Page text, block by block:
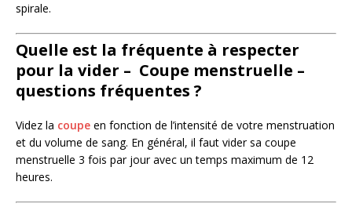
spirale.
Quelle est la fréquente à respecter
pour la vider – Coupe menstruelle –
questions fréquentes ?
Videz la coupe en fonction de l’intensité de votre menstruation
et du volume de sang. En général, il faut vider sa coupe
menstruelle 3 fois par jour avec un temps maximum de 12
heures.